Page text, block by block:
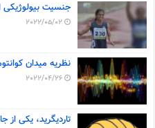
جنسیت بیولوژیکی
2022/05/02
نظریه میدان
2022/04/26
تاردیگرید، یکی